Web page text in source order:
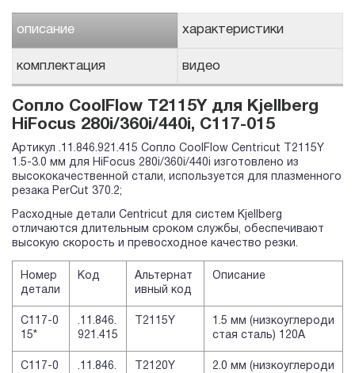
описание характеристики
комплектация видео
Сопло CoolFlow T2115Y для Kjellberg
HiFocus 280i/360i/440i, C117-015
Артикул .11.846.921.415 Сопло CoolFlow Centricut T2115Y
1.5-3.0 мм для HiFocus 280i/360i/440i изготовлено из
высококачественной стали, используется для плазменного
резака PerCut 370.2;
Расходные детали Centricut для систем Kjellberg
отличаются длительным сроком службы, обеспечивают
высокую скорость и превосходное качество резки.
Номер
детали
Код
Альтернат
ивный код
Описание
C117-0
15*
.11.846.
921.415
T2115Y
1.5 мм (низкоуглероди
стая сталь) 120A
C117-0
.11.846.
T2120Y
2.0 мм (низкоуглероди